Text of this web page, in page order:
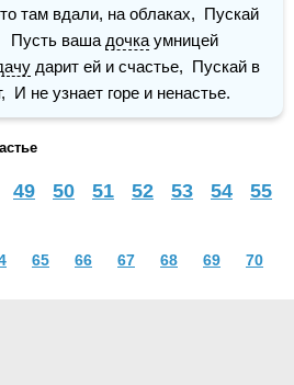
там вдали, на облаках,  Пускай
Пусть ваша дочка умницей
дарит ей и счастье,  Пускай в
И не узнает горе и ненастье.
49 50 51 52 53 54
55
65 66 67 68 69
70